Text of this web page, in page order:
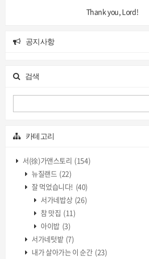
Thank you, Lord!
공지사항
검색
카테고리
서(徐)가앤스토리 (154)
뉴질랜드 (22)
잘 먹었습니다! (40)
서가네밥상 (26)
참 맛집 (11)
아이밥 (3)
서가네텃밭 (7)
내가 살아가는 이 순간 (23)